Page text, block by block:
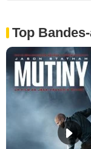
Top